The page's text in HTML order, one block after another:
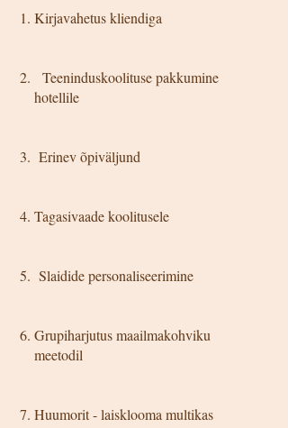
Kirjavahetus kliendiga
Teeninduskoolituse pakkumine
hotellile
Erinev õpiväljund
Tagasivaade koolitusele
Slaidide personaliseerimine
Grupiharjutus maailmakohviku
meetodil
Huumorit - laisklooma multikas